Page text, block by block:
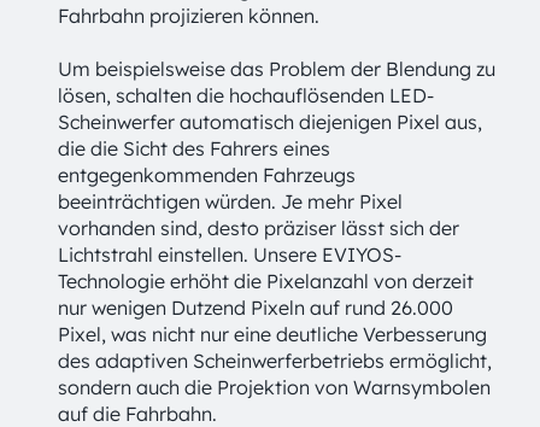
Fahrbahn projizieren können.
Um beispielsweise das Problem der Blendung zu
lösen, schalten die hochauflösenden LED-
Scheinwerfer automatisch diejenigen Pixel aus,
die die Sicht des Fahrers eines
entgegenkommenden Fahrzeugs
beeinträchtigen würden. Je mehr Pixel
vorhanden sind, desto präziser lässt sich der
Lichtstrahl einstellen. Unsere EVIYOS-
Technologie erhöht die Pixelanzahl von derzeit
nur wenigen Dutzend Pixeln auf rund 26.000
Pixel, was nicht nur eine deutliche Verbesserung
des adaptiven Scheinwerferbetriebs ermöglicht,
sondern auch die Projektion von Warnsymbolen
auf die Fahrbahn.